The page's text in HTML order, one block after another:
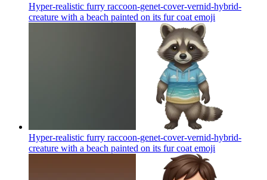
Hyper-realistic furry raccoon-genet-cover-vernid-hybrid-
creature with a beach painted on its fur coat emoji
Hyper-realistic furry raccoon-genet-cover-vernid-hybrid-
creature with a beach painted on its fur coat emoji